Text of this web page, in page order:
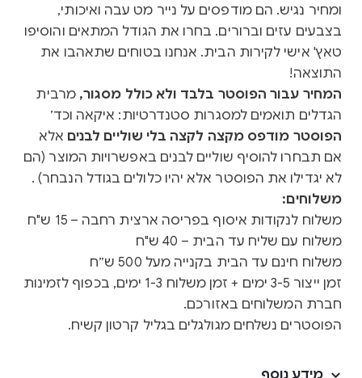
ומחיר נגיש. הם מודפסים על נייר מט עבה ואיכותי,
בצבעים עזים וברורים. בחרו את הגודל המתאים והוסיפו
טאץ' אישי לקירות הבית. אנחנו בטוחים שתאהבו את
התוצאה!
המחיר עבור הפוסטר בלבד ולא כולל מסגור, מרבית
הגדלים תואמים למסגרות סטנדרטיות: איקאה וכד׳
הפוסטר מודפס מקצה לקצה בלי שוליים לבנים אלא
אם תבחרו להוסיף שוליים לבנים באפשרויות המוצר (הם
לא יגדילו את הפוסטר אלא יהיו כלולים בגודל הנבחר) .
משלוחים:
משלוח לנקודות איסוף בפריסה ארצית רחבה – 15 ש"ח
משלוח עם שליח עד הבית – 40 ש"ח
משלוח חינם עד הבית בקנייה מעל 500 ש״ח
זמן ייצור 3-5 ימים + זמן משלוח 1-3 ימים, בכפוף לזמינות
חברת המשלוחים באזורכם.
הפוסטרים נשלחים מגולגלים בגליל קרטון קשיח.